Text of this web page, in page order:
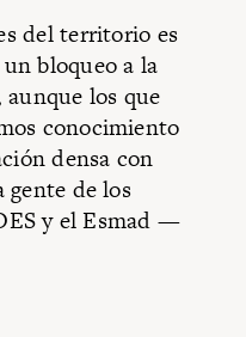
del territorio es
bloqueo a la
los que
conocimiento
densa con
de los
y el Esmad —